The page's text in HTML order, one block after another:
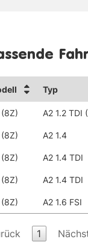
Typ
(8Z) A2 1.2 TDI
(8Z) A2 1.4
(8Z) A2 1.4 TDI
(8Z) A2 1.4 TDI
(8Z) A2 1.6 FSI
1